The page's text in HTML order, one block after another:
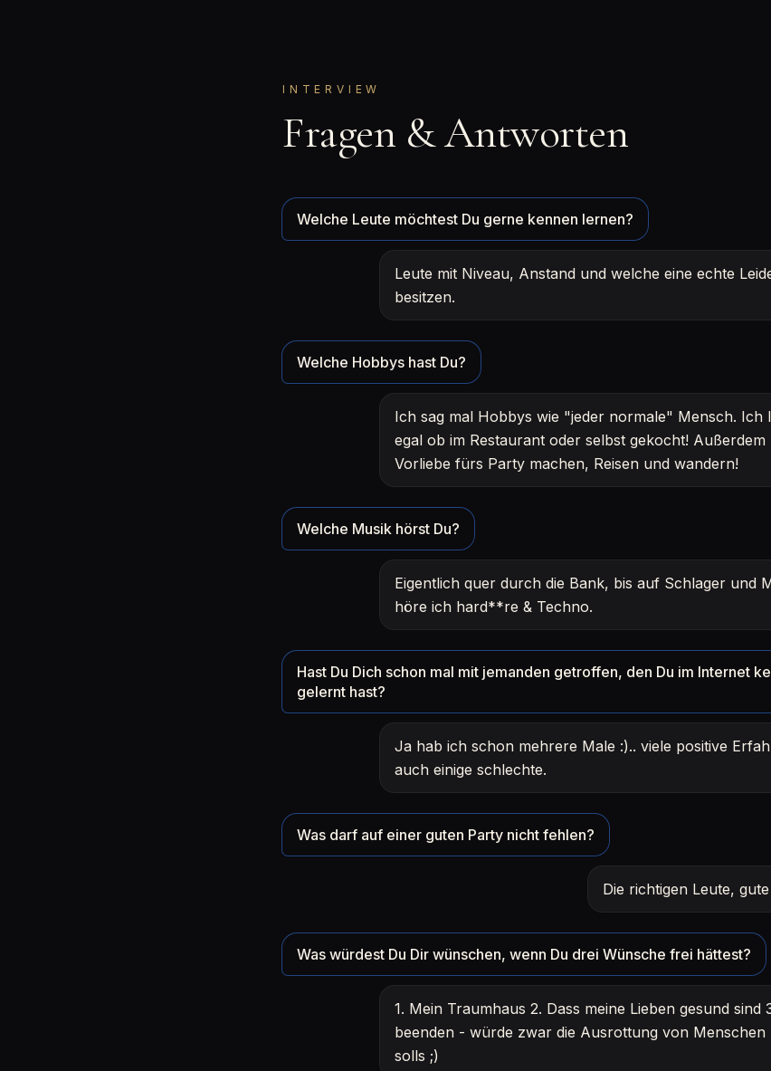
INTERVIEW
Fragen & Antworten
Welche Leute möchtest Du gerne kennen lernen?
Leute mit Niveau, Anstand und welche eine echte
besitzen.
Welche Hobbys hast Du?
Ich sag mal Hobbys wie "jeder normale" Mensch. Ich
egal ob im Restaurant oder selbst gekocht! Außerdem
Vorliebe fürs Party machen, Reisen und wandern!
Welche Musik hörst Du?
Eigentlich quer durch die Bank, bis auf Schlager und
höre ich hard**re & Techno.
Hast Du Dich schon mal mit jemanden getroffen, den Du im Internet
gelernt hast?
Ja hab ich schon mehrere Male :).. viele positive
auch einige schlechte.
Was darf auf einer guten Party nicht fehlen?
Die richtigen Leute,
Was würdest Du Dir wünschen, wenn Du drei Wünsche frei hättest?
1. Mein Traumhaus 2. Dass meine Lieben gesund sind
beenden - würde zwar die Ausrottung von Menschen
solls ;)